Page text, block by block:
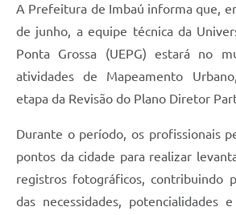
A Prefeitura de Imbaú informa que,
de junho, a equipe técnica da
Ponta Grossa (UEPG) estará no
atividades de Mapeamento
etapa da Revisão do Plano Diretor
Durante o período, os profissionais
pontos da cidade para realizar
registros fotográficos, contribuindo
das necessidades, potencialidades